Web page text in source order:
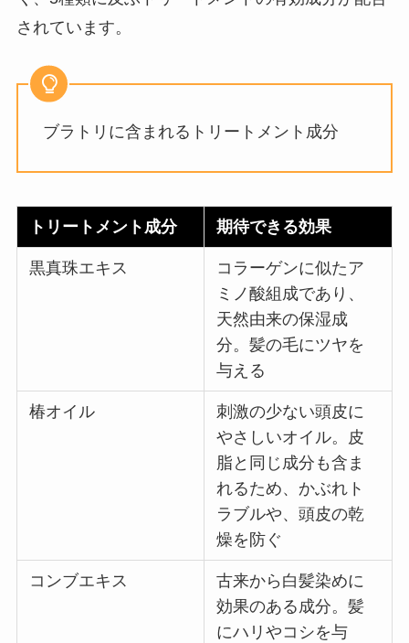
されています。
ブラトリに含まれるトリートメント成分
トリートメント成分 期待できる効果
黒真珠エキス
コラーゲンに似たア
ミノ酸組成であり、
天然由来の保湿成
分。髪の毛にツヤを
与える
椿オイル
刺激の少ない頭皮に
やさしいオイル。皮
脂と同じ成分も含ま
れるため、かぶれト
ラブルや、頭皮の乾
燥を防ぐ
コンブエキス
古来から白髪染めに
効果のある成分。髪
にハリやコシを与